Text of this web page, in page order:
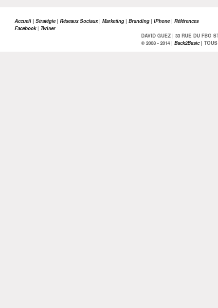
Accueil | Stratégie| Réseaux Sociaux| Marketing | Branding | IPhone| Références
Facebook| Twitter
DAVID GUEZ | 33 RUE DU FBG
© 2008 - 2014 | Back2Basic| TOUS